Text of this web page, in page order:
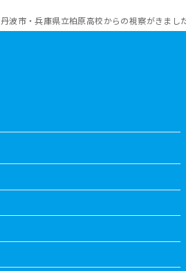
波市・兵庫県立柏原高校からの視察がきま